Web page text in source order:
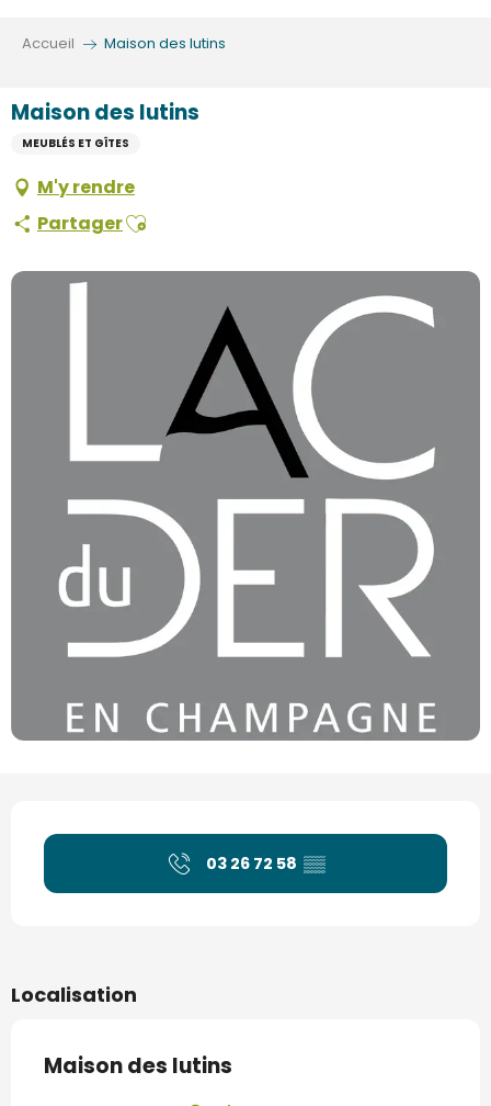
Accueil Maison des lutins
Maison des lutins
MEUBLÉS ET GÎTES
M'y rendre
PartagerAjouter aux favoris
03 26 72 58 ▒▒
Localisation
Maison des lutins